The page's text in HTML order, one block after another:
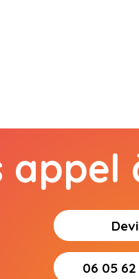
appel
06 05 62